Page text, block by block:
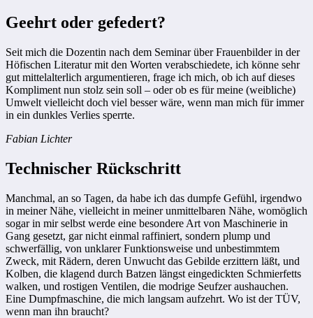
Geehrt oder gefedert?
Seit mich die Dozentin nach dem Seminar über Frauenbilder in der
Höfischen Literatur mit den Worten verabschiedete, ich könne sehr
gut mittelalterlich argumentieren, frage ich mich, ob ich auf dieses
Kompliment nun stolz sein soll – oder ob es für meine (weibliche)
Umwelt vielleicht doch viel besser wäre, wenn man mich für immer
in ein dunkles Verlies sperrte.
Fabian Lichter
Technischer Rückschritt
Manchmal, an so Tagen, da habe ich das dumpfe Gefühl, irgendwo
in meiner Nähe, vielleicht in meiner unmittelbaren Nähe, womöglich
sogar in mir selbst werde eine besondere Art von Maschinerie in
Gang gesetzt, gar nicht einmal raffiniert, sondern plump und
schwerfällig, von unklarer Funktionsweise und unbestimmtem
Zweck, mit Rädern, deren Unwucht das Gebilde erzittern läßt, und
Kolben, die klagend durch Batzen längst eingedickten Schmierfetts
walken, und rostigen Ventilen, die modrige Seufzer aushauchen.
Eine Dumpfmaschine, die mich langsam aufzehrt. Wo ist der TÜV,
wenn man ihn braucht?